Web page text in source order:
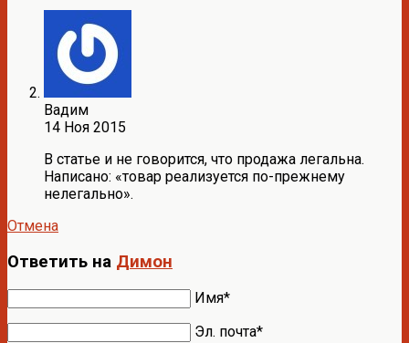
Вадим
14 Ноя 2015
В статье и не говорится, что продажа легальна.
Написано: «товар реализуется по-прежнему
нелегально».
Отмена
Ответить на Димон
Имя*
Эл. почта*